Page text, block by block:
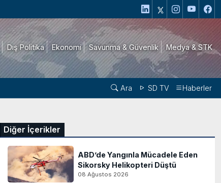
Dış Politika Ekonomi Savunma & Güvenlik Medya & STK
Ara SD TV Haberler
Diğer İçerikler
ABD’de Yangınla Mücadele Eden
Sikorsky Helikopteri Düştü
08 Ağustos 2026